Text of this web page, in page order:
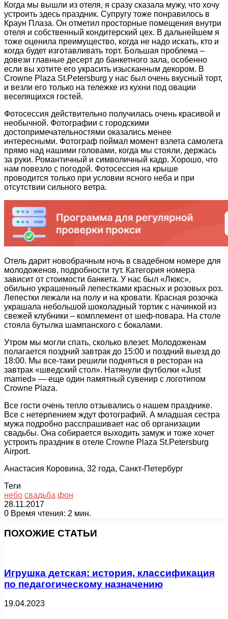
Когда мы вышли из отеля, я сразу сказала мужу, что хочу
устроить здесь праздник. Супругу тоже понравилось в
Краун Плаза. Он отметил просторные помещения внутри
отеля и собственный кондитерский цех. В дальнейшем я
тоже оценила преимущество, когда не надо искать, кто и
когда будет изготавливать торт. Большая проблема –
довези главные десерт до банкетного зала, особенно
если вы хотите его украсить изысканным декором. В
Crowne Plaza St.Petersburg у нас был очень вкусный торт,
и везли его только на тележке из кухни под овации
веселящихся гостей.
Фотосессия действительно получилась очень красивой и
необычной. Фотографии с городскими
достопримечательностями оказались менее
интересными. Фотограф поймал момент взлета самолета
прямо над нашими головами, когда мы стояли, держась
за руки. Романтичный и символичный кадр. Хорошо, что
нам повезло с погодой. Фотосессия на крыше
проводится только при условии ясного неба и при
отсутствии сильного ветра.
Отель дарит новобрачным ночь в свадебном номере для
молодоженов, подробности тут. Категория номера
зависит от стоимости банкета. У нас был «Люкс»,
обильно украшенный лепестками красных и розовых роз.
Лепестки лежали на полу и на кровати. Красная розочка
украшала небольшой шоколадный тортик с начинкой из
свежей клубники – комплемент от шеф-повара. На столе
стояла бутылка шампанского с бокалами.
Утром мы могли спать, сколько влезет. Молодоженам
полагается поздний завтрак до 15:00 и поздний выезд до
18:00. Мы все-таки решили подняться в ресторан на
завтрак «шведский стол». Натянули футболки «Just
married» — еще один памятный сувенир с логотипом
Crowne Plaza.
Все гости очень тепло отзывались о нашем празднике.
Все с нетерпением ждут фотографий. А младшая сестра
мужа подробно расспрашивает нас об организации
свадьбы. Она собирается выходить замуж и тоже хочет
устроить праздник в отеле Crowne Plaza St.Petersburg
Airport.
Анастасия Коровина, 32 года, Санкт-Петербург
Теги
небо свадьба фон
28.11.2017
0 Время чтения: 2 мин.
ПОХОЖИЕ СТАТЬИ
Игрушка детская: история, классификация
по педагогическому назначению
19.04.2023